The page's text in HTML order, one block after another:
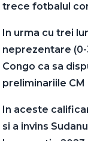
trece fotbalul
In urma cu trei
neprezentare (0-
Congo ca sa
preliminariile CM
In aceste
si a invins